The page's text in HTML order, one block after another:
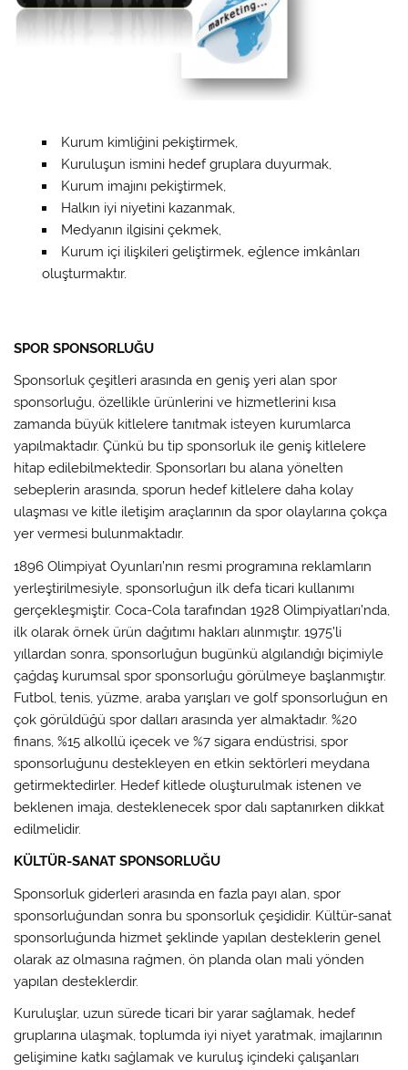
Kurum kimliğini pekiştirmek,
Kuruluşun ismini hedef gruplara duyurmak,
Kurum imajını pekiştirmek,
Halkın iyi niyetini kazanmak,
Medyanın ilgisini çekmek,
Kurum içi ilişkileri geliştirmek, eğlence imkânları
oluşturmaktır.
SPOR SPONSORLUĞU
Sponsorluk çeşitleri arasında en geniş yeri alan spor
sponsorluğu, özellikle ürünlerini ve hizmetlerini kısa
zamanda büyük kitlelere tanıtmak isteyen kurumlarca
yapılmaktadır. Çünkü bu tip sponsorluk ile geniş kitlelere
hitap edilebilmektedir. Sponsorları bu alana yönelten
sebeplerin arasında, sporun hedef kitlelere daha kolay
ulaşması ve kitle iletişim araçlarının da spor olaylarına çokça
yer vermesi bulunmaktadır.
1896 Olimpiyat Oyunları’nın resmi programına reklamların
yerleştirilmesiyle, sponsorluğun ilk defa ticari kullanımı
gerçekleşmiştir. Coca-Cola tarafından 1928 Olimpiyatları’nda,
ilk olarak örnek ürün dağıtımı hakları alınmıştır. 1975’li
yıllardan sonra, sponsorluğun bugünkü algılandığı biçimiyle
çağdaş kurumsal spor sponsorluğu görülmeye başlanmıştır.
Futbol, tenis, yüzme, araba yarışları ve golf sponsorluğun en
çok görüldüğü spor dalları arasında yer almaktadır. %20
finans, %15 alkollü içecek ve %7 sigara endüstrisi, spor
sponsorluğunu destekleyen en etkin sektörleri meydana
getirmektedirler. Hedef kitlede oluşturulmak istenen ve
beklenen imaja, desteklenecek spor dalı saptanırken dikkat
edilmelidir.
KÜLTÜR-SANAT SPONSORLUĞU
Sponsorluk giderleri arasında en fazla payı alan, spor
sponsorluğundan sonra bu sponsorluk çeşididir. Kültür-sanat
sponsorluğunda hizmet şeklinde yapılan desteklerin genel
olarak az olmasına rağmen, ön planda olan mali yönden
yapılan desteklerdir.
Kuruluşlar, uzun sürede ticari bir yarar sağlamak, hedef
gruplarına ulaşmak, toplumda iyi niyet yaratmak, imajlarının
gelişimine katkı sağlamak ve kuruluş içindeki çalışanları